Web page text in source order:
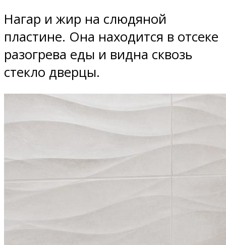
Нагар и жир на слюдяной
пластине. Она находится в отсеке
разогрева еды и видна сквозь
стекло дверцы.